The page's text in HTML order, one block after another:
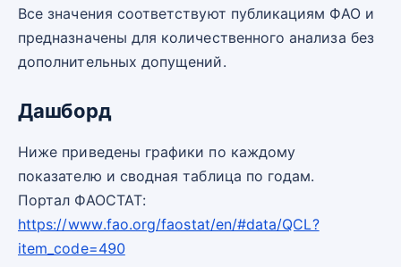
Все значения соответствуют публикациям ФАО и
предназначены для количественного анализа без
дополнительных допущений.
Дашборд
Ниже приведены графики по каждому
показателю и сводная таблица по годам.
Портал ФАОСТАТ:
https://www.fao.org/faostat/en/#data/QCL?
item_code=490